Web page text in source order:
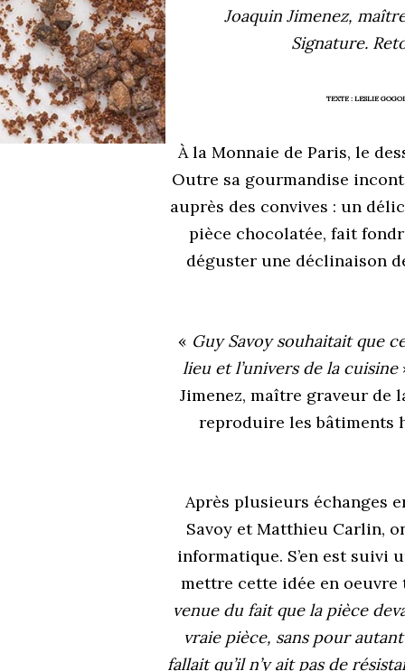
Joaquin Jimenez,
Signature.
TEXTE : LESLIE
Àla Monnaie de Paris, le
Outre sa gourmandise
auprès des convives : un
pièce chocolatée, fait
déguster une déclinaison
« Guy Savoy souhaitait que
lieu et l’univers de la cuisine
Jimenez, maître graveur de
reproduire les bâtiments
Après plusieurs échanges
Savoy et Matthieu Carlin,
informatique. S’en est
mettre cette idée en
venue du fait que la pièce
vraie pièce, sans pour
fallait qu’il n’y ait pas de